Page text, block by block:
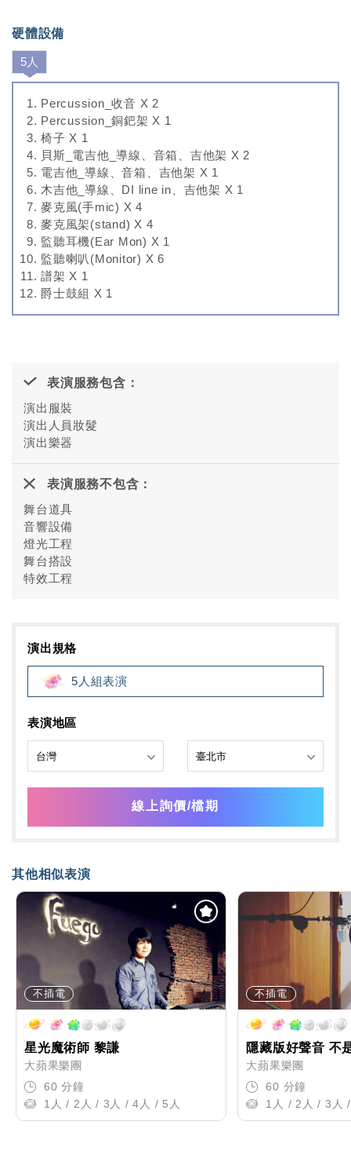
硬體設備
5人
Percussion_收音 X 2
Percussion_銅鈀架 X 1
椅子 X 1
貝斯_電吉他_導線、音箱、吉他架 X 2
電吉他_導線、音箱、吉他架 X 1
木吉他_導線、DI line in、吉他架 X 1
麥克風(手mic) X 4
麥克風架(stand) X 4
監聽耳機(Ear Mon) X 1
監聽喇叭(Monitor) X 6
譜架 X 1
爵士鼓組 X 1
表演服務包含：
演出服裝
演出人員妝髮
演出樂器
表演服務不包含：
舞台道具
音響設備
燈光工程
舞台搭設
特效工程
演出規格
5人組表演
表演地區
線上詢價/檔期
其他相似表演
不插電
星光魔術師 黎謙
大蘋果樂團
60 分鐘
1人 / 2人 / 3人 / 4人 / 5人
不插電
隱藏版好聲音 不
大蘋果樂團
60 分鐘
1人 / 2人 / 3人